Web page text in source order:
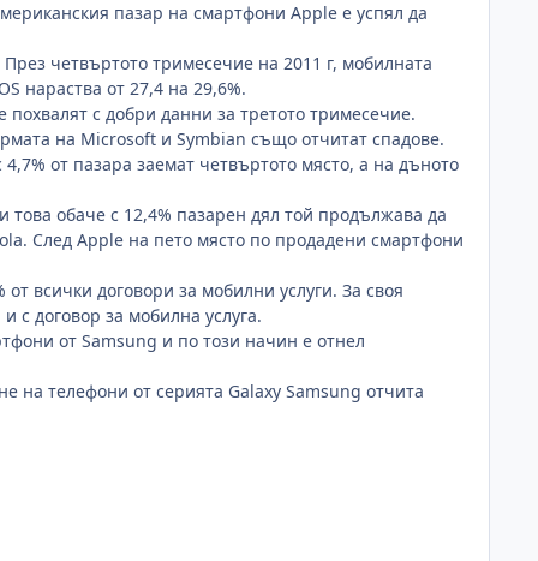
пазар на смартфони Apple е успял да
четвъртото тримесечие на 2011 г, мобилната
нараства от 27,4 на 29,6%.
с добри данни за третото тримесечие.
на Microsoft и Symbian също отчитат спадове.
от пазара заемат четвъртото място, а на дъното
обаче с 12,4% пазарен дял той продължава да
След Apple на пето място по продадени смартфони
всички договори за мобилни услуги. За своя
с договор за мобилна услуга.
от Samsung и по този начин е отнел
на телефони от серията Galaxy Samsung отчита